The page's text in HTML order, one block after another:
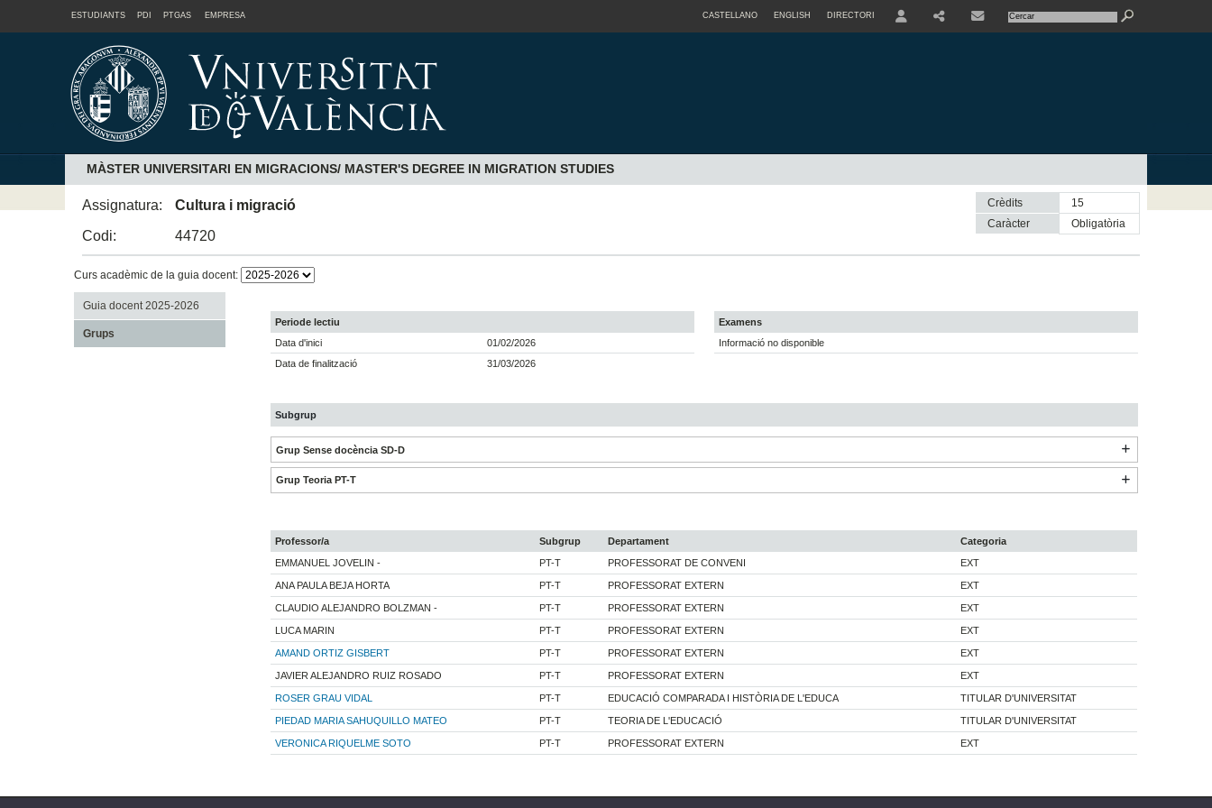
ESTUDIANTS PDI PTGAS EMPRESA CASTELLANO ENGLISH DIRECTORI
MÀSTER UNIVERSITARI EN MIGRACIONS/ MASTER'S DEGREE IN MIGRATION STUDIES
Assignatura:
Cultura i migració
Codi:
44720
Crèdits
15
Caràcter
obligatòria
Curs acadèmic de la guia docent:
Guia docent 2025-2026
Grups
Periode lectiu
Data d'inici
01/02/2026
Data de finalització
31/03/2026
Examens
Informació no disponible
Subgrup
Grup Sense docència SD-D
Grup Teoria PT-T
Professor/a Subgrup Departament
Categoria
EMMANUEL JOVELIN -
PT-T PROFESSORAT DE CONVENI EXT
ANA PAULA BEJA HORTA PT-T PROFESSORAT EXTERN EXT
CLAUDIO ALEJANDRO BOLZMAN - PT-T PROFESSORAT EXTERN EXT
LUCA MARIN PT-T PROFESSORAT EXTERN EXT
AMAND ORTIZ GISBERT PT-T PROFESSORAT EXTERN EXT
JAVIER ALEJANDRO RUIZ ROSADO PT-T PROFESSORAT EXTERN EXT
ROSER GRAU VIDAL PT-T EDUCACIÓ COMPARADA I HISTÒRIA DE L'EDUCA TITULAR D'UNIVERSITAT
PIEDAD MARIA SAHUQUILLO MATEO PT-T TEORIA DE L'EDUCACIÓ TITULAR D'UNIVERSITAT
VERONICA RIQUELME SOTO PT-T PROFESSORAT EXTERN EXT